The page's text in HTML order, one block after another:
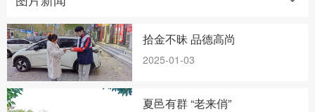
拾金不昧 品德高尚
2025-01-03
夏邑有群 “老来俏”